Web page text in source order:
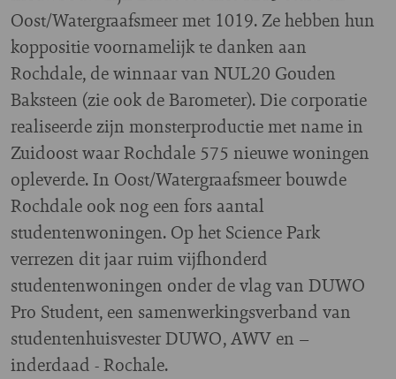
Oost/Watergraafsmeer met 1019. Ze hebben hun
koppositie voornamelijk te danken aan
Rochdale, de winnaar van NUL20 Gouden
Baksteen (zie ook de Barometer). Die corporatie
realiseerde zijn monsterproductie met name in
Zuidoost waar Rochdale 575 nieuwe woningen
opleverde. In Oost/Watergraafsmeer bouwde
Rochdale ook nog een fors aantal
studentenwoningen. Op het Science Park
verrezen dit jaar ruim vijfhonderd
studentenwoningen onder de vlag van DUWO
Pro Student, een samenwerkingsverband van
studentenhuisvester DUWO, AWV en –
inderdaad - Rochale.